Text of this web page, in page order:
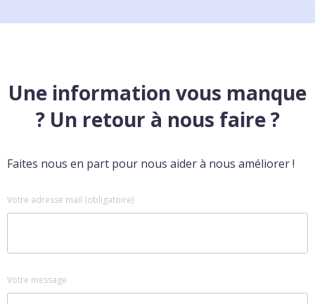
Une information vous manque
? Un retour à nous faire ?
Faites nous en part pour nous aider à nous améliorer !
Votre adresse mail (obligatoire)
Votre message